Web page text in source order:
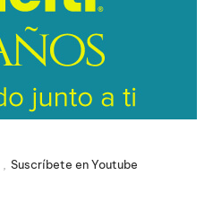
Suscríbete en Youtube